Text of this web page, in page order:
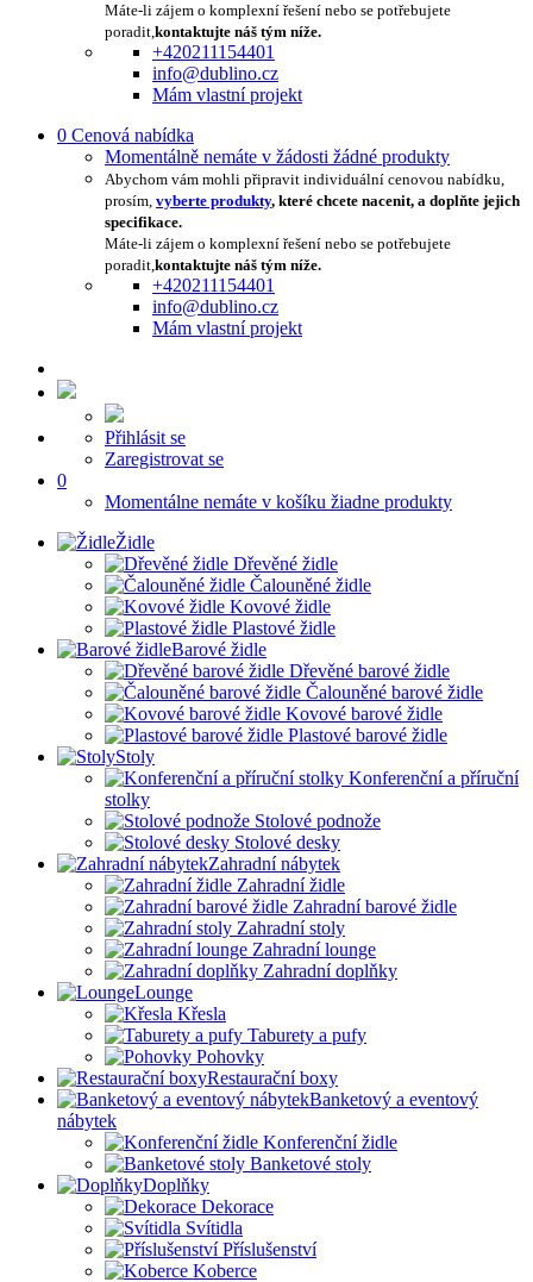
Máte-li zájem o komplexní řešení nebo se potřebujete
poradit,kontaktujte náš tým níže.
+420211154401
info@dublino.cz
Mám vlastní projekt
0 Cenová nabídka
Momentálně nemáte v žádosti žádné produkty
Abychom vám mohli připravit individuální cenovou nabídku,
prosím, vyberte produkty, které chcete nacenit, a doplňte jejich
specifikace.
Máte-li zájem o komplexní řešení nebo se potřebujete
poradit,kontaktujte náš tým níže.
+420211154401
info@dublino.cz
Mám vlastní projekt
Přihlásit se
Zaregistrovat se
0
Momentálne nemáte v košíku žiadne produkty
Židle
Dřevěné židle
Čalouněné židle
Kovové židle
Plastové židle
Barové židle
Dřevěné barové židle
Čalouněné barové židle
Kovové barové židle
Plastové barové židle
Stoly
Konferenční a příruční
stolky
Stolové podnože
Stolové desky
Zahradní nábytek
Zahradní židle
Zahradní barové židle
Zahradní stoly
Zahradní lounge
Zahradní doplňky
Lounge
Křesla
Taburety a pufy
Pohovky
Restaurační boxy
Banketový a eventový
nábytek
Konferenční židle
Banketové stoly
Doplňky
Dekorace
Svítidla
Příslušenství
Koberce